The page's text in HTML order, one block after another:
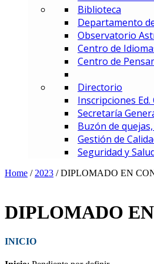
MAF
MCI –
MGE
Biblioteca
Departamento
Observatorio
Centro de
Centro de
Directorio
Inscripciones
Secretaría
Buzón de
Gestión de
Seguridad y
Home / 2023 /DIPLOMADO EN
DIPLOMADO
INICIO